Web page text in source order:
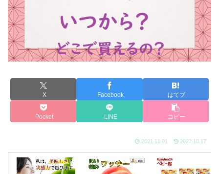
X Facebook はてブ
Pocket LINE コピー
2021.11.01 2022.10.17